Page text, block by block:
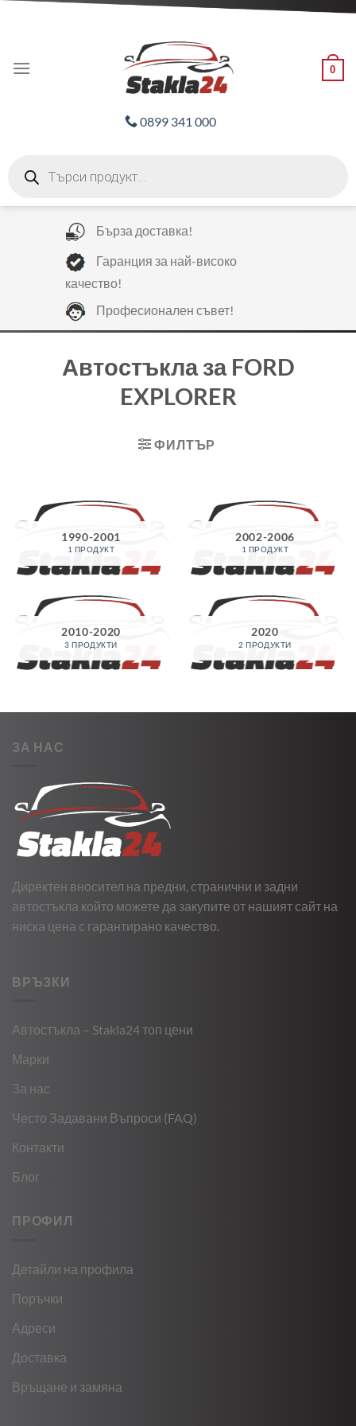
0
0899 341 000
search
Бърза доставка!
Гаранция за най-високо
качество!
Професионален съвет!
Автостъкла за FORD
EXPLORER
ФИЛТЪР
1990-2001
1 ПРОДУКТ
2002-2006
1 ПРОДУКТ
2010-2020
3 ПРОДУКТИ
2020
2 ПРОДУКТИ
ЗА НАС
Директен вносител на предни, странични и задни
автостъкла който можете да закупите от нашият сайт на
ниска цена с гарантирано качество.
ВРЪЗКИ
Автостъкла – Stakla24 топ цени
Марки
За нас
Често Задавани Въпроси (FAQ)
Контакти
Блог
ПРОФИЛ
Детайли на профила
Поръчки
Адреси
Доставка
Връщане и замяна